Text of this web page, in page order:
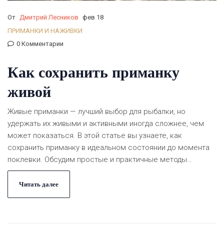
От Дмитрий Лесников фев 18
ПРИМАНКИ И НАЖИВКИ
0 Комментарии
Как сохранить приманку
живой
Живые приманки — лучший выбор для рыбалки, но
удержать их живыми и активными иногда сложнее, чем
может показаться. В этой статье вы узнаете, как
сохранить приманку в идеальном состоянии до момента
поклевки. Обсудим простые и практичные методы
хранения различных видов насадок. Разберемся, как
можно продлить жизнь червей, мотылей и других живых
приманок. Подготовьтесь к незабываемому рыболовному
Читать далее